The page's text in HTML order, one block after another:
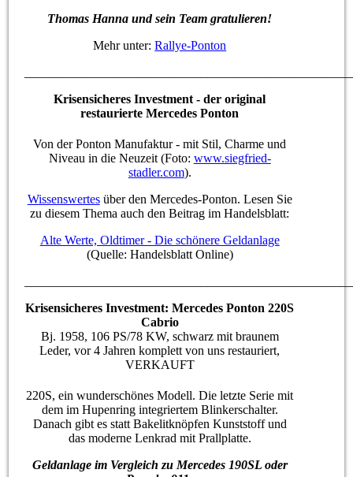
Thomas Hanna und sein Team gratulieren!
Mehr unter:Rallye-Ponton
Krisensicheres Investment - der original
restaurierte Mercedes Ponton
Von der Ponton Manufaktur - mit Stil, Charme und
Niveau in die Neuzeit (Foto: www.siegfried-
stadler.com).
Wissenswertesüber den Mercedes-Ponton. Lesen Sie
zu diesem Thema auch den Beitrag im Handelsblatt:
Alte Werte, Oldtimer - Die schönere Geldanlage
(Quelle: Handelsblatt Online)
Krisensicheres Investment: Mercedes Ponton 220S
Cabrio
Bj. 1958, 106 PS/78 KW, schwarz mit braunem
Leder, vor 4 Jahren komplett von uns restauriert,
VERKAUFT
220S, ein wunderschönes Modell. Die letzte Serie mit
dem im Hupenring integriertem Blinkerschalter.
Danach gibt es statt Bakelitknöpfen Kunststoff und
das moderne Lenkrad mit Prallplatte.
Geldanlage im Vergleich zu Mercedes 190SL oder